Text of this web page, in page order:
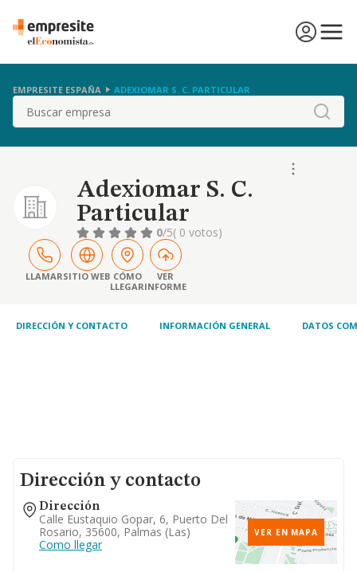
EMPRESITE ESPAÑA ADEXIOMAR S. C. PARTICULAR
Buscar
Adexiomar S. C.
Particular
0/5( 0 votos)
LLAMARSITIO WEB CÓMO
LLEGAR
VER
INFORME
DIRECCIÓN Y CONTACTO INFORMACIÓN GENERAL DATOS
Dirección y contacto
Dirección
Calle Eustaquio Gopar, 6, Puerto Del
Rosario, 35600, Palmas (las)
Como llegar
VER EN MAPA